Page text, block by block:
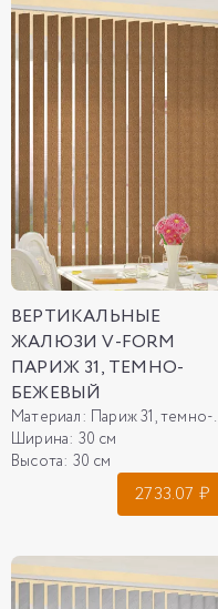
ВЕРТИКАЛЬНЫЕ
ЖАЛЮЗИ V-FORM
ПАРИЖ 31, ТЕМНО-
БЕЖЕВЫЙ
Материал: Париж 31, темно-бежевый
Ширина: 30 см
Высота: 30 см
2733.07 ₽